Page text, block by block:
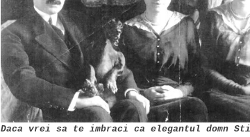
Daca vrei sa te imbraci ca elegantul domn